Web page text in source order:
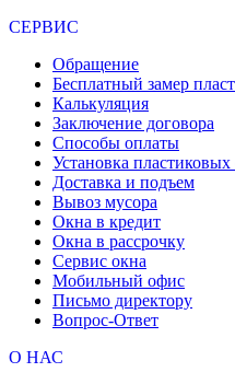
СЕРВИС
Обращение
Бесплатный замер
Калькуляция
Заключение договора
Способы оплаты
Установка пластиковых
Доставка и подъем
Вывоз мусора
Окна в кредит
Окна в рассрочку
Сервис окна
Мобильный офис
Письмо директору
Вопрос-Ответ
О НАС